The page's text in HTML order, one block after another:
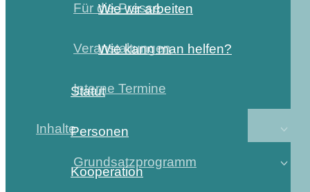
Für die Presse
Veranstaltungen
Interne Termine
Inhalte
Grundsatzprogramm
Wie wir arbeiten
Wie kann man helfen?
Statut
Personen
Kooperation